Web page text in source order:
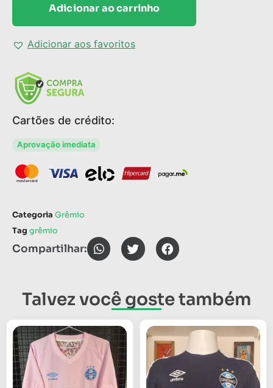
Adicionar ao carrinho
Adicionar aos favoritos
Cartões de crédito:
Aprovação imediata
Categoria Grêmio
Tag grêmio
Compartilhar:
Talvez você goste também